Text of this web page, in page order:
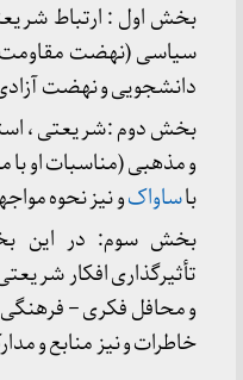
بخش اول : ارتباط
سیاسی (نهضت مقاومت
دانشجویی و نهضت
بخش دوم :‌شریعتی ،
و مذهبی (مناسبات او با
باساواکو نیز نحوه
بخش سوم: در این
تأثیرگذاری افکار
و محافل فکری – فرهنگی
خاطرات و نیز منابع و